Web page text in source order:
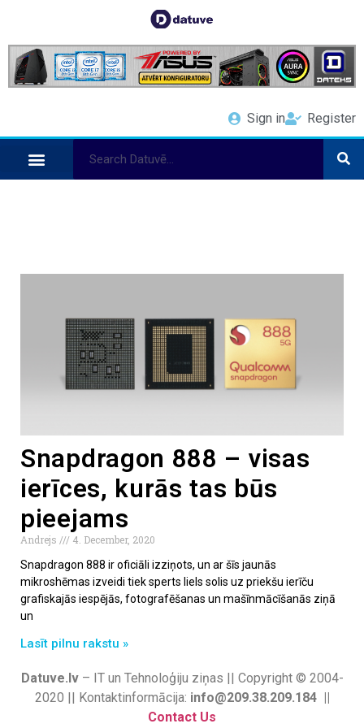
Sign in Register
Snapdragon 888 – visas
ierīces, kurās tas būs
pieejams
Andrejs
4. December, 2020
Snapdragon 888 ir oficiāli izziņots, un ar šīs jaunās
mikroshēmas izveidi tiek sperts liels solis uz priekšu ierīču
grafiskajās iespējās, fotografēšanas un mašīnmācīšanās ziņā
un
Lasīt pilnu rakstu »
Datuve.lv– IT un Tehnoloģiju ziņas || Copyright © 2004-
2020 || Kontaktinformācija: info@209.38.209.184 ||
Contact Us